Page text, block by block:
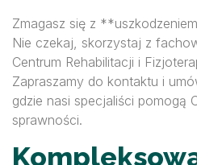
Zmagasz się z
Nie czekaj, skorzystaj z
Centrum Rehabilitacji i
Zapraszamy do kontaktu i
gdzie nasi specjaliści pomogą
sprawności.